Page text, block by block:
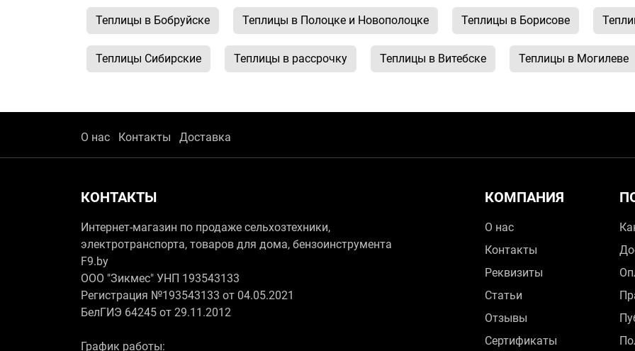
Теплицы в Бобруйске Теплицы в Полоцке и Новополоцке Теплицы в Борисове
Теплицы Сибирские Теплицы в рассрочку Теплицы в Витебске Теплицы в Могилеве
О нас Контакты Доставка
КОНТАКТЫ
Интернет-магазин по продаже сельхозтехники,
электротранспорта, товаров для дома, бензоинструмента
F9.by
ООО "Зикмес" УНП 193543133
Регистрация №193543133 от 04.05.2021
БелГИЭ 64245 от 29.11.2012
График работы:
КОМПАНИЯ
О нас
Контакты
Реквизиты
Статьи
Отзывы
Сертификаты